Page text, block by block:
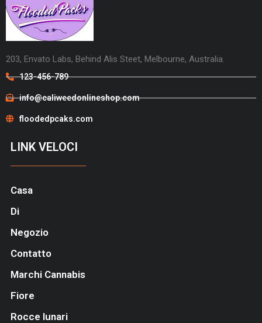
203, Envato Labs, Behind Alis Steet, Melbourne, Australia.
123-456-789
info@caliweedonlineshop.com
floodedpcaks.com
LINK VELOCI
Casa
Di
Negozio
Contatto
Marchi Cannabis
Fiore
Rocce lunari